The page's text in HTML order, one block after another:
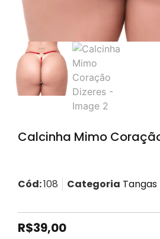
Calcinha Mimo
Cód:108 Categoria Tangas
R$39,00